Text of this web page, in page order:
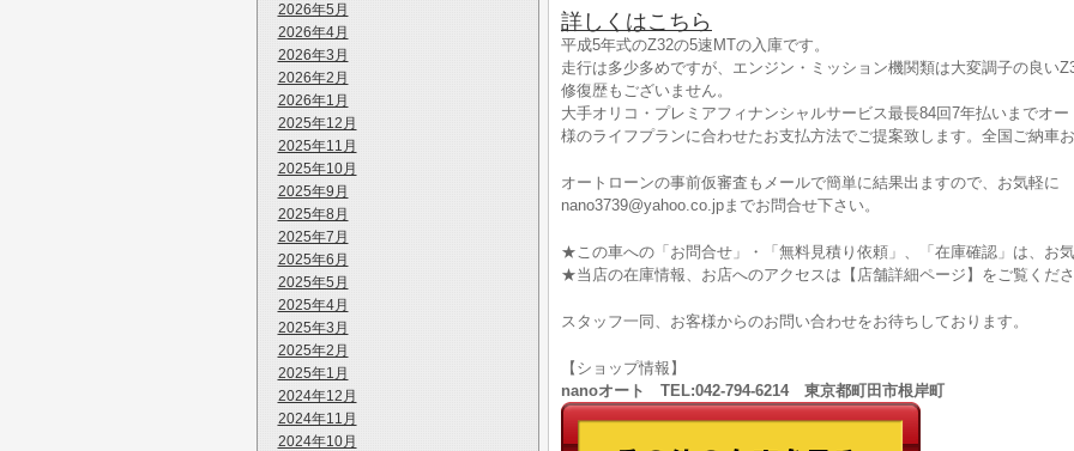
2026年5月
2026年4月
2026年3月
2026年2月
2026年1月
2025年12月
2025年11月
2025年10月
2025年9月
2025年8月
2025年7月
2025年6月
2025年5月
2025年4月
2025年3月
2025年2月
2025年1月
2024年12月
2024年11月
2024年10月
詳しくはこちら
平成5年式のZ32の5速MTの入庫です。
走行は多少多めですが、エンジン・ミッション機関類は大変調子の良い
修復歴もございません。
大手オリコ・プレミアフィナンシャルサービス最長84回7年払いまでオ
様のライフプランに合わせたお支払方法でご提案致します。全国ご納車
オートローンの事前仮審査もメールで簡単に結果出ますので、お気軽に
nano3739@yahoo.co.jpまでお問合せ下さい。
★この車への「お問合せ」・「無料見積り依頼」、「在庫確認」は、お
★当店の在庫情報、お店へのアクセスは【店舗詳細ページ】をご覧くだ
スタッフ一同、お客様からのお問い合わせをお待ちしております。
【ショップ情報】
nanoオート TEL:042-794-6214 東京都町田市根岸町